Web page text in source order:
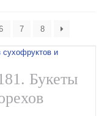
7 8
Букеты